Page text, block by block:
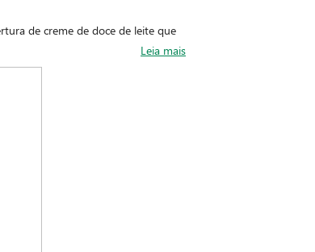
de creme de doce de leite que
Leia mais